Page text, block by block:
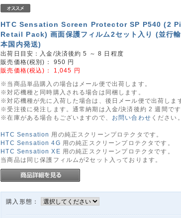
HTC Sensation Screen Protector SP P540 (2
Retail Pack) 画面保護フィルム2セット入り (並行輸
本国内発送)
出荷日目安：入金/決済後約 5 ～ 8 日程度
販売価格(税別)： 950 円
販売価格(税込)： 1,045 円
※当商品単品購入の場合はメール便で出荷します。
※対応機種と同時購入される場合は同梱します。
※対応機種が先に入荷した場合は、後日メール便で出荷しま
※受注後に発注します。通常納期は入金/決済後約 2 週間です
※在庫がある場合もございますので、 お問い合わせ ください。
HTC Sensation 用の純正スクリーンプロテクタです。
HTC Sensation 4G 用の純正スクリーンプロテクタです。
HTC Sensation XE 用の純正スクリーンプロテクタです。
当商品は同じ保護フィルムが2セット入っております。
購入形態：